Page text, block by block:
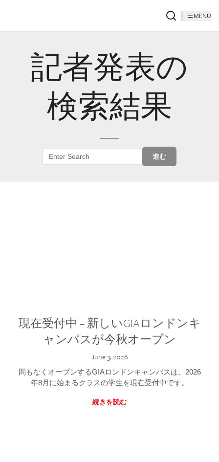
MENU
記者発表の
検索結果
進む
現在受付中 – 新しいGIAロンドンキ
ャンパスが今秋オープン
June 3, 2026
間もなくオープンするGIAロンドンキャンパスは、2026
年8月に始まるクラスの学生を現在受付中です。
続きを読む